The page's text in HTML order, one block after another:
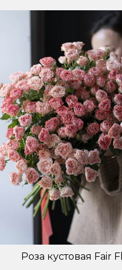
Роза кустовая Fair